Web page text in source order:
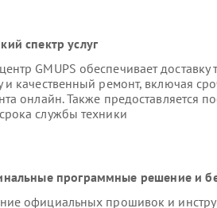
спектр услуг
GMUPS обеспечивает
и качественный ремонт, включая
онлайн. Также предоставляется
службы техники
программные решение и
официальных прошивок и